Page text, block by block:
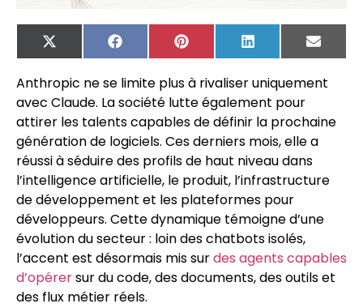
X
(Twitter)
FacebookPinterest LinkedIn
Email
Anthropic ne se limite plus à rivaliser uniquement
avec Claude. La société lutte également pour
attirer les talents capables de définir la prochaine
génération de logiciels. Ces derniers mois, elle a
réussi à séduire des profils de haut niveau dans
l’intelligence artificielle, le produit, l’infrastructure
de développement et les plateformes pour
développeurs. Cette dynamique témoigne d’une
évolution du secteur : loin des chatbots isolés,
l’accent est désormais mis surdes agents capables
d’opérersur du code, des documents, des outils et
des flux métier réels.